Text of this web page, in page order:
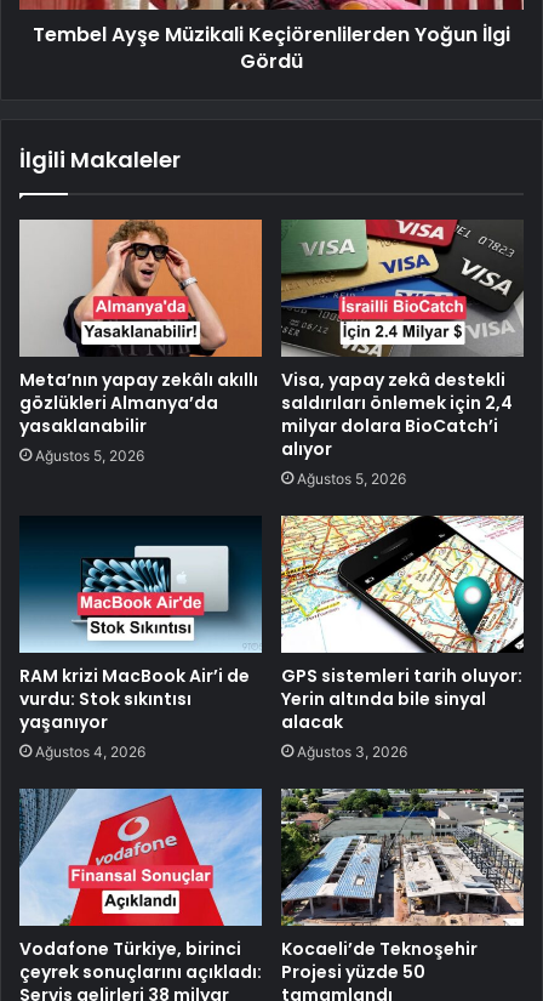
Tembel Ayşe Müzikali Keçiörenlilerden Yoğun İlgi
Gördü
İlgili Makaleler
Meta’nın yapay zekâlı akıllı
gözlükleri Almanya’da
yasaklanabilir
Ağustos 5, 2026
Visa, yapay zekâ destekli
saldırıları önlemek için 2,4
milyar dolara BioCatch’i
alıyor
Ağustos 5, 2026
RAM krizi MacBook Air’i de
vurdu: Stok sıkıntısı
yaşanıyor
Ağustos 4, 2026
GPS sistemleri tarih oluyor:
Yerin altında bile sinyal
alacak
Ağustos 3, 2026
Vodafone Türkiye, birinci
çeyrek sonuçlarını açıkladı:
Servis gelirleri 38 milyar
Kocaeli’de Teknoşehir
Projesi yüzde 50
tamamlandı